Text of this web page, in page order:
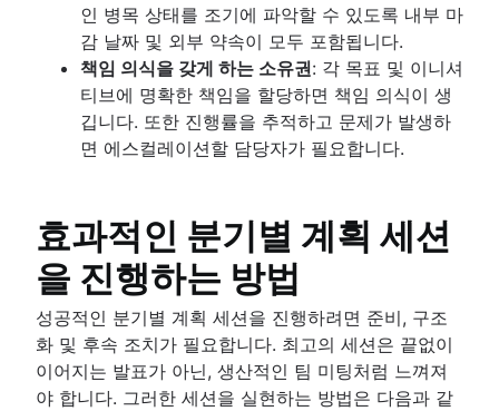
인 병목 상태를 조기에 파악할 수 있도록 내부 마
감 날짜 및 외부 약속이 모두 포함됩니다.
책임 의식을 갖게 하는 소유권: 각 목표 및 이니셔
티브에 명확한 책임을 할당하면 책임 의식이 생
깁니다. 또한 진행률을 추적하고 문제가 발생하
면 에스컬레이션할 담당자가 필요합니다.
효과적인 분기별 계획 세션
을 진행하는 방법
성공적인 분기별 계획 세션을 진행하려면 준비, 구조
화 및 후속 조치가 필요합니다. 최고의 세션은 끝없이
이어지는 발표가 아닌, 생산적인 팀 미팅처럼 느껴져
야 합니다. 그러한 세션을 실현하는 방법은 다음과 같